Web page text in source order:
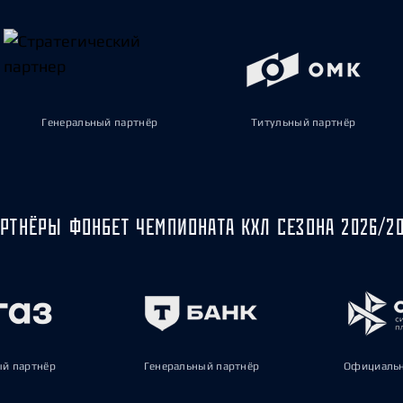
Генеральный партнёр Титульный партнёр
ФОНБЕТ ЧЕМПИОНАТА КХЛ СЕЗОНА 2026/
партнёр Генеральный партнёр